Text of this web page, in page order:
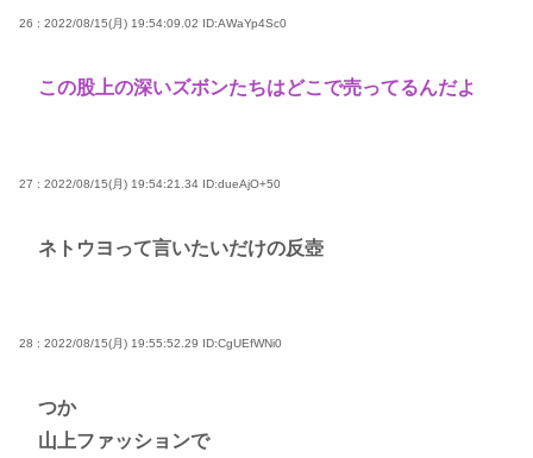
26 : 2022/08/15(月) 19:54:09.02 ID:AWaYp4Sc0
この股上の深いズボンたちはどこで売ってるんだよ
27 : 2022/08/15(月) 19:54:21.34 ID:dueAjO+50
ネトウヨって言いたいだけの反壺
28 : 2022/08/15(月) 19:55:52.29 ID:CgUEfWNi0
つか
山上ファッションで